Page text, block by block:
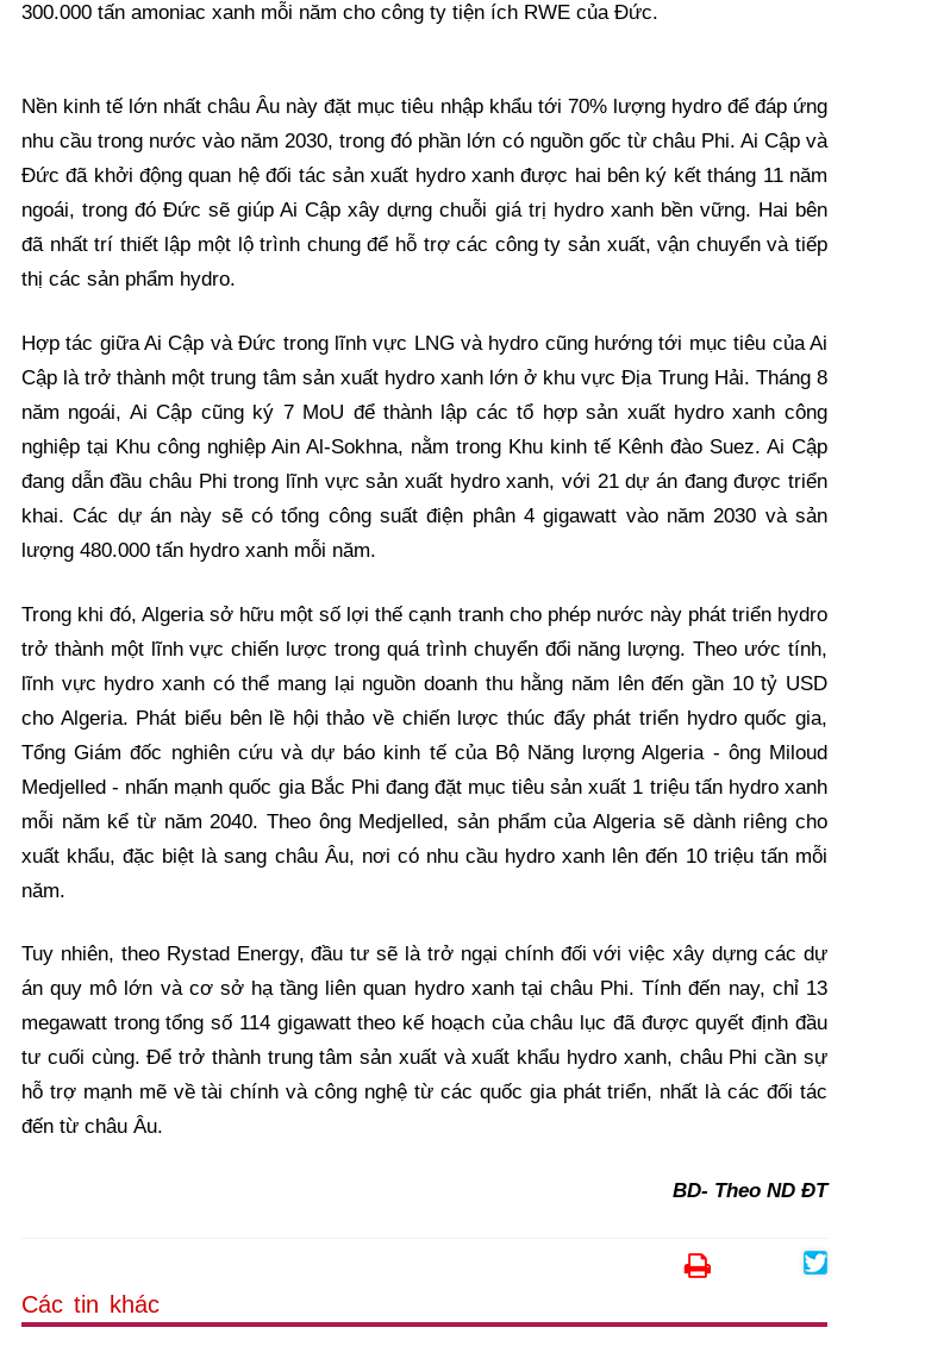
300.000 tấn amoniac xanh mỗi năm cho công ty tiện ích RWE của Đức.
Nền kinh tế lớn nhất châu Âu này đặt mục tiêu nhập khẩu tới 70% lượng hydro để đáp ứng
nhu cầu trong nước vào năm 2030, trong đó phần lớn có nguồn gốc từ châu Phi. Ai Cập và
Đức đã khởi động quan hệ đối tác sản xuất hydro xanh được hai bên ký kết tháng 11 năm
ngoái, trong đó Đức sẽ giúp Ai Cập xây dựng chuỗi giá trị hydro xanh bền vững. Hai bên
đã nhất trí thiết lập một lộ trình chung để hỗ trợ các công ty sản xuất, vận chuyển và tiếp
thị các sản phẩm hydro.
Hợp tác giữa Ai Cập và Đức trong lĩnh vực LNG và hydro cũng hướng tới mục tiêu của Ai
Cập là trở thành một trung tâm sản xuất hydro xanh lớn ở khu vực Địa Trung Hải. Tháng 8
năm ngoái, Ai Cập cũng ký 7 MoU để thành lập các tổ hợp sản xuất hydro xanh công
nghiệp tại Khu công nghiệp Ain Al-Sokhna, nằm trong Khu kinh tế Kênh đào Suez. Ai Cập
đang dẫn đầu châu Phi trong lĩnh vực sản xuất hydro xanh, với 21 dự án đang được triển
khai. Các dự án này sẽ có tổng công suất điện phân 4 gigawatt vào năm 2030 và sản
lượng 480.000 tấn hydro xanh mỗi năm.
Trong khi đó, Algeria sở hữu một số lợi thế cạnh tranh cho phép nước này phát triển hydro
trở thành một lĩnh vực chiến lược trong quá trình chuyển đổi năng lượng. Theo ước tính,
lĩnh vực hydro xanh có thể mang lại nguồn doanh thu hằng năm lên đến gần 10 tỷ USD
cho Algeria. Phát biểu bên lề hội thảo về chiến lược thúc đẩy phát triển hydro quốc gia,
Tổng Giám đốc nghiên cứu và dự báo kinh tế của Bộ Năng lượng Algeria - ông Miloud
Medjelled - nhấn mạnh quốc gia Bắc Phi đang đặt mục tiêu sản xuất 1 triệu tấn hydro xanh
mỗi năm kể từ năm 2040. Theo ông Medjelled, sản phẩm của Algeria sẽ dành riêng cho
xuất khẩu, đặc biệt là sang châu Âu, nơi có nhu cầu hydro xanh lên đến 10 triệu tấn mỗi
năm.
Tuy nhiên, theo Rystad Energy, đầu tư sẽ là trở ngại chính đối với việc xây dựng các dự
án quy mô lớn và cơ sở hạ tầng liên quan hydro xanh tại châu Phi. Tính đến nay, chỉ 13
megawatt trong tổng số 114 gigawatt theo kế hoạch của châu lục đã được quyết định đầu
tư cuối cùng. Để trở thành trung tâm sản xuất và xuất khẩu hydro xanh, châu Phi cần sự
hỗ trợ mạnh mẽ về tài chính và công nghệ từ các quốc gia phát triển, nhất là các đối tác
đến từ châu Âu.
BD- Theo ND ĐT
Các tin khác